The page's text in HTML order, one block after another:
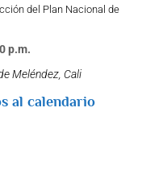
del Plan Nacional de
p.m.
Meléndez, Cali
al calendario